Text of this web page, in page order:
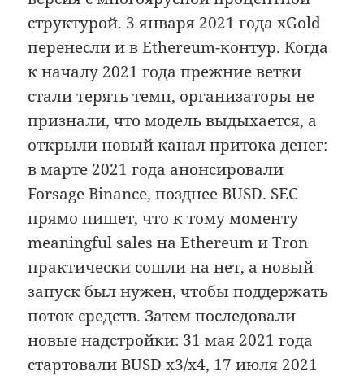
структурой. 3 января 2021 года xGold
перенесли и в Ethereum-контур. Когда
к началу 2021 года прежние ветки
стали терять темп, организаторы не
признали, что модель выдыхается, а
открыли новый канал притока денег:
в марте 2021 года анонсировали
Forsage Binance, позднее BUSD. SEC
прямо пишет, что к тому моменту
meaningful sales на Ethereum и Tron
практически сошли на нет, а новый
запуск был нужен, чтобы поддержать
поток средств. Затем последовали
новые надстройки: 31 мая 2021 года
стартовали BUSD x3/x4, 17 июля 2021